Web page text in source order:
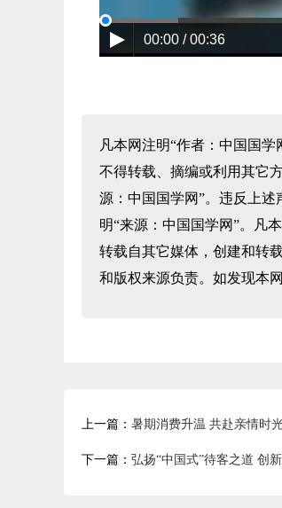
00:00 / 00:36
凡本网注明“作者：中国国
不得转载、摘编或利用其它
源：中国国学网”。违反上
明“来源：中国国学网”。凡
转载自其它媒体，创建和转
和版权来源负责。如发现本
上一篇： 暑期消费升温 共赴亲情时
下一篇： 弘扬“中国式”待客之道 创